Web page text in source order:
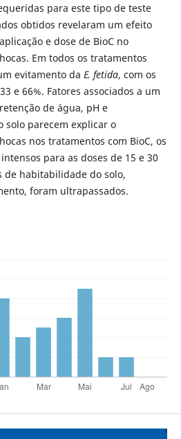
para este tipo de teste
obtidos revelaram um efeito
e dose de BioC no
Em todos os tratamentos
evitamento da E. fetida, com os
e 66%. Fatores associados a um
de água, pH e
solo parecem explicar o
nos tratamentos com BioC, os
para as doses de 15 e 30
habitabilidade do solo,
foram ultrapassados.